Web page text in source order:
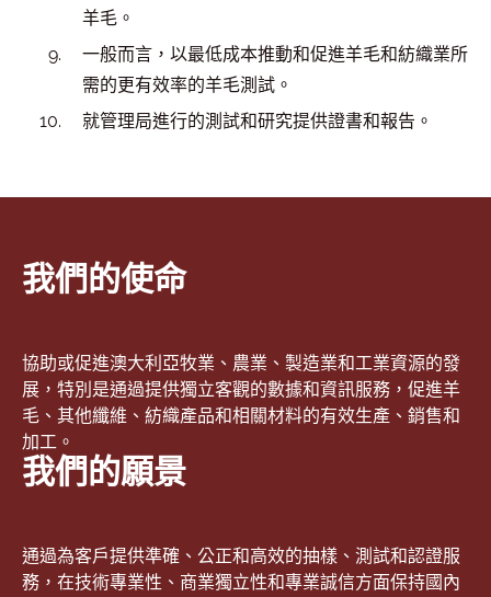
羊毛。
一般而言，以最低成本推動和促進羊毛和紡織業所
需的更有效率的羊毛測試。
就管理局進行的測試和研究提供證書和報告。
我們的使命
協助或促進澳大利亞牧業、農業、製造業和工業資源的發
展，特別是通過提供獨立客觀的數據和資訊服務，促進羊
毛、其他纖維、紡織產品和相關材料的有效生產、銷售和
加工。
我們的願景
通過為客戶提供準確、公正和高效的抽樣、測試和認證服
務，在技術專業性、商業獨立性和專業誠信方面保持國內